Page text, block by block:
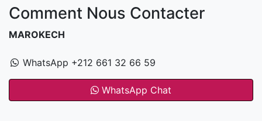
Comment Nous Contacter
MAROKECH
WhatsApp +212 661 32 66 59
WhatsApp Chat